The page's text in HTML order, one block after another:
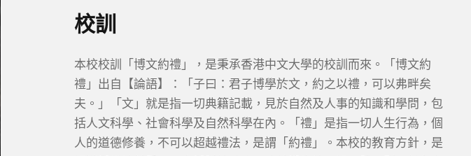
校訓
本校校訓「博文約禮」，是秉承香港中文大學的校訓而來。「博文約
禮」出自【論語】：「子曰：君子博學於文，約之以禮，可以弗畔矣
夫。」「文」就是指一切典籍記載，見於自然及人事的知識和學問，包
括人文科學、社會科學及自然科學在內。「禮」是指一切人生行為，個
人的道德修養，不可以超越禮法，是謂「約禮」。本校的教育方針，是